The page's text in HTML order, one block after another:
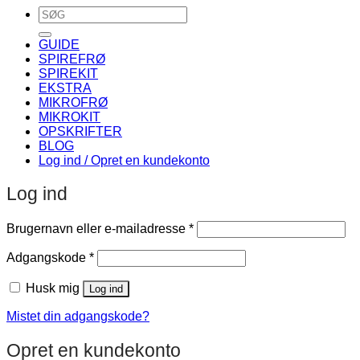
Søg
efter:
GUIDE
SPIREFRØ
SPIREKIT
EKSTRA
MIKROFRØ
MIKROKIT
OPSKRIFTER
BLOG
Log ind / Opret en kundekonto
Log ind
Brugernavn eller e-mailadresse *Påkrævet
Adgangskode *Påkrævet
Husk mig Log ind
Mistet din adgangskode?
Opret en kundekonto